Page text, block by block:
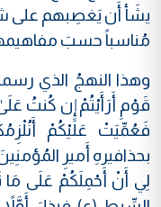
يشَأ أَن يَغصِبهم على
مُناسباً حسبَ
وهذا النهجُ الذي
قَوْمِ أَرَأَيْتُمْ إِن كُنتُ
فَعُمِّيَتْ عَلَيْكُمْ
بحذافيرهِ أَميرِ
لِي أَنْ أَحْمِلَكُمْ عَلَى